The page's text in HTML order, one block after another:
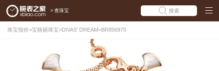
> 查珠宝 搜索
珠宝报价>宝格丽珠宝>DIVAS' DREAM>BR856970